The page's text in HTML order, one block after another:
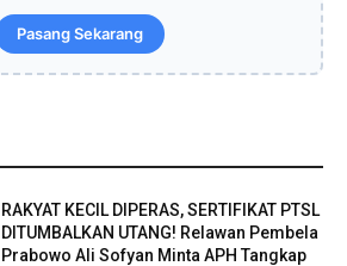
Pasang Sekarang
RAKYAT KECIL DIPERAS, SERTIFIKAT PTSL
DITUMBALKAN UTANG! Relawan Pembela
Prabowo Ali Sofyan Minta APH Tangkap